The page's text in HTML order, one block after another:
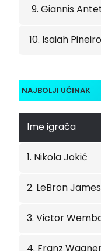
9. Giannis
10. Isaiah Pineiro
NAJBOLJI UČINAK
Ime igrača
1. Nikola Jokić
2. LeBron James
3. Victor
4. Franz